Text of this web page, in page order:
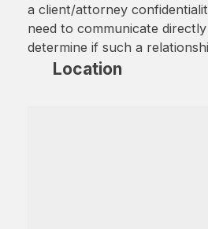
a client/attorney
need to communicate
determine if such a
Location